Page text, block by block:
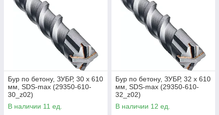
Бур по бетону, ЗУБР, 30 х 610
мм, SDS-max (29350-610-
30_z02)
В наличии 11 ед.
Бур по бетону, ЗУБР, 32 х 610
мм, SDS-max (29350-610-
32_z02)
В наличии 12 ед.